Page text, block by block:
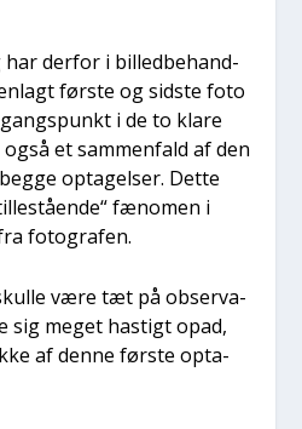
har der­for i bil­led­be­hand­
før­ste og sid­ste foto
i de to kla­re
et sam­men­fald af den
opta­gel­ser. Det­te
fæno­men i
foto­gra­fen.
være tæt på obser­va­
sig meget hastigt opad,
af den­ne før­ste opta­